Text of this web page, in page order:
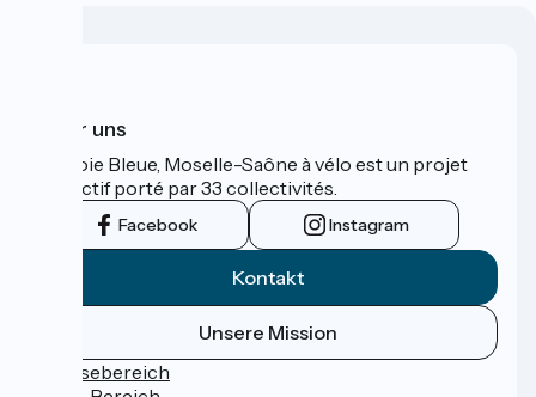
Über uns
La Voie Bleue, Moselle-Saône à vélo est un projet
collectif porté par 33 collectivités.
Facebook Instagram
Kontakt
Unsere Mission
Pressebereich